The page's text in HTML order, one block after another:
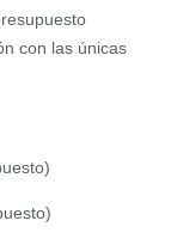
con las únicas